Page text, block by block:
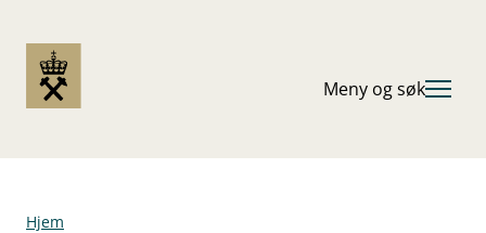
hovedinnhold
Meny og søk
Hjem